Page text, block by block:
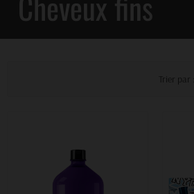
Trier par :